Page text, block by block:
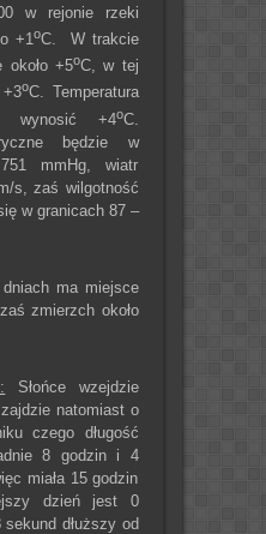
w rejonie rzeki
+1 oC. W trakcie
około +5oC, w tej
+3oC. Temperatura
wynosić +4oC.
będzie w
mmHg, wiatr
s, zaś wilgotność
w granicach 87 –
ma miejsce
zmierzch około
Słońce wzejdzie
natomiast o
czego długość
8 godzin i 4
miała 15 godzin
dzień jest 0
dłuższy od